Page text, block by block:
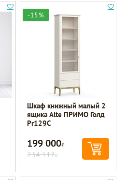
-15%
Шкаф книжный малый 2
ящика Alte ПРИМО Голд
Pr129C
199 000Р
234 117Р